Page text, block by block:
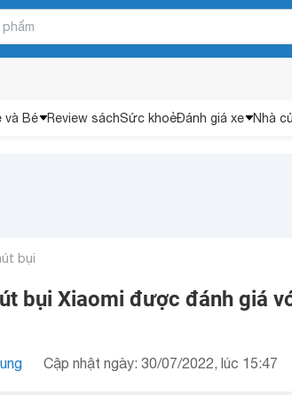
và Bé Review sáchSức khoẻĐánh giá xe Nhà
bụi
bụi Xiaomi được đánh giá
Cập nhật ngày: 30/07/2022, lúc 15:47